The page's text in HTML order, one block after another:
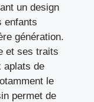
un design
enfants
génération.
et ses traits
aplats de
le
permet de